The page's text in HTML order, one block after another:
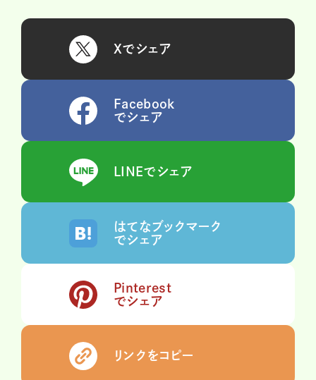
Xでシェア
Facebook
でシェア
LINEでシェア
はてなブックマーク
でシェア
Pinterest
でシェア
リンクをコピー